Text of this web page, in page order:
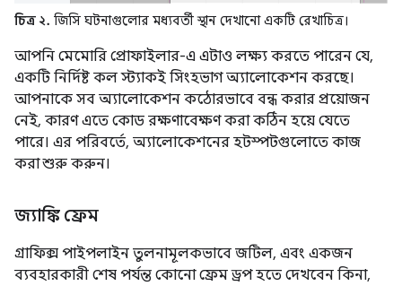
চিত্র ২. জিসি ঘটনাগুলোর মধ্যবর্তী স্থান দেখানো একটি রেখাচিত্র।
আপনি মেমোরি প্রোফাইলার-এ এটাও লক্ষ্য করতে পারেন যে,
একটি নির্দিষ্ট কল স্ট্যাকই সিংহভাগ অ্যালোকেশন করছে।
আপনাকে সব অ্যালোকেশন কঠোরভাবে বন্ধ করার প্রয়োজন
নেই, কারণ এতে কোড রক্ষণাবেক্ষণ করা কঠিন হয়ে যেতে
পারে। এর পরিবর্তে, অ্যালোকেশনের হটস্পটগুলোতে কাজ
করা শুরু করুন।
জ্যাঙ্কি ফ্রেম
গ্রাফিক্স পাইপলাইন তুলনামূলকভাবে জটিল, এবং একজন
ব্যবহারকারী শেষ পর্যন্ত কোনো ফ্রেম ড্রপ হতে দেখবেন কিনা,